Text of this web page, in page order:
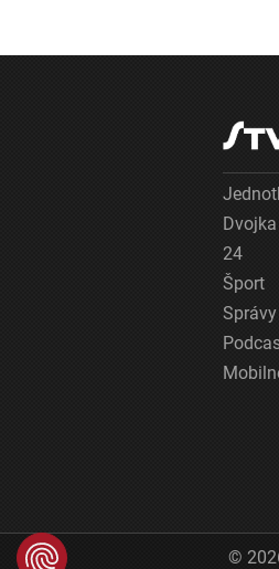
Dvojka
24
Šport
©